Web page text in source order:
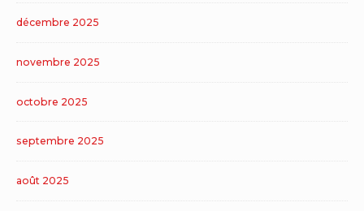
décembre 2025
novembre 2025
octobre 2025
septembre 2025
août 2025